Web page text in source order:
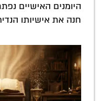
היומנים האישיים
חנה את אישיותו